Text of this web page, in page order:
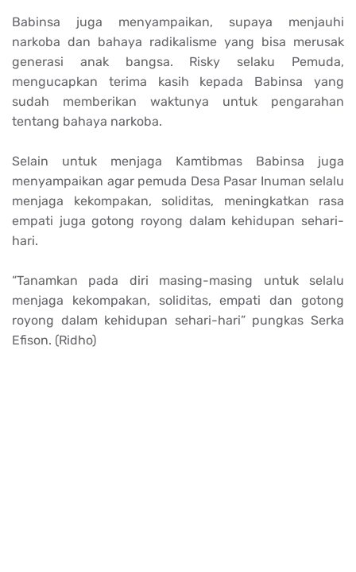
Babinsa juga menyampaikan, supaya menjauhi
narkoba dan bahaya radikalisme yang bisa merusak
generasi anak bangsa. Risky selaku Pemuda,
mengucapkan terima kasih kepada Babinsa yang
sudah memberikan waktunya untuk pengarahan
tentang bahaya narkoba.
Selain untuk menjaga Kamtibmas Babinsa juga
menyampaikan agar pemuda Desa Pasar Inuman selalu
menjaga kekompakan, soliditas, meningkatkan rasa
empati juga gotong royong dalam kehidupan sehari-
hari.
“Tanamkan pada diri masing-masing untuk selalu
menjaga kekompakan, soliditas, empati dan gotong
royong dalam kehidupan sehari-hari” pungkas Serka
Efison. (Ridho)